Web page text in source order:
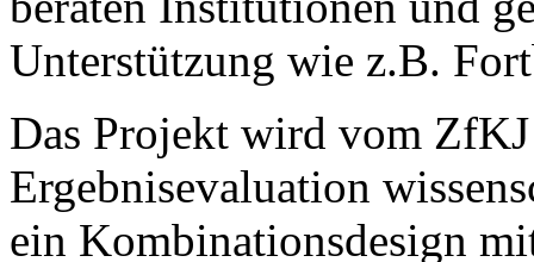
Unterstützung wie z.B.
Das Projekt wird vom
Ergebnisevaluation
ein Kombinationsdesign